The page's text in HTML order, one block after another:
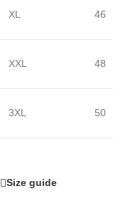
XL 46
XXL 48
3XL 50
Size guide